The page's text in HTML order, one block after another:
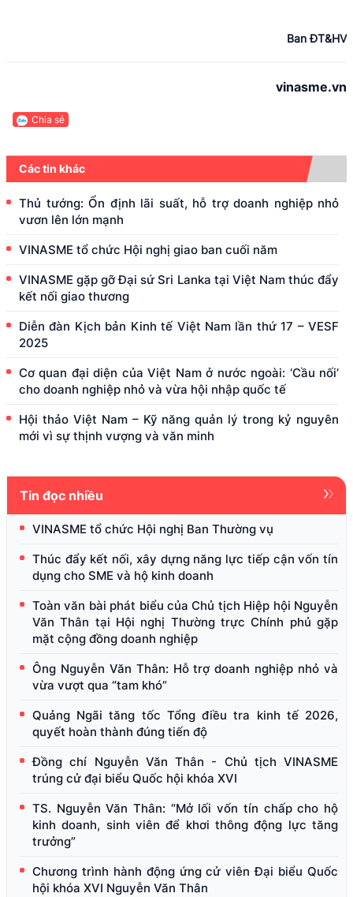
Ban ĐT&HV
vinasme.vn
Chia sẻ
Các tin khác
Thủ tướng: Ổn định lãi suất, hỗ trợ doanh nghiệp nhỏ
vươn lên lớn mạnh
VINASME tổ chức Hội nghị giao ban cuối năm
VINASME gặp gỡ Đại sứ Sri Lanka tại Việt Nam thúc đẩy
kết nối giao thương
Diễn đàn Kịch bản Kinh tế Việt Nam lần thứ 17 – VESF
2025
Cơ quan đại diện của Việt Nam ở nước ngoài: ‘Cầu nối’
cho doanh nghiệp nhỏ và vừa hội nhập quốc tế
Hội thảo Việt Nam – Kỹ năng quản lý trong kỷ nguyên
mới vì sự thịnh vượng và văn minh
Tin đọc nhiều
VINASME tổ chức Hội nghị Ban Thường vụ
Thúc đẩy kết nối, xây dựng năng lực tiếp cận vốn tín
dụng cho SME và hộ kinh doanh
Toàn văn bài phát biểu của Chủ tịch Hiệp hội Nguyễn
Văn Thân tại Hội nghị Thường trực Chính phủ gặp
mặt cộng đồng doanh nghiệp
Ông Nguyễn Văn Thân: Hỗ trợ doanh nghiệp nhỏ và
vừa vượt qua “tam khó”
Quảng Ngãi tăng tốc Tổng điều tra kinh tế 2026,
quyết hoàn thành đúng tiến độ
Đồng chí Nguyễn Văn Thân - Chủ tịch VINASME
trúng cử đại biểu Quốc hội khóa XVI
TS. Nguyễn Văn Thân: “Mở lối vốn tín chấp cho hộ
kinh doanh, sinh viên để khơi thông động lực tăng
trưởng”
Chương trình hành động ứng cử viên Đại biểu Quốc
hội khóa XVI Nguyễn Văn Thân